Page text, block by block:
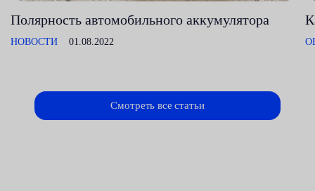
Полярность автомобильного аккумулятора
НОВОСТИ 01.08.2022
Смотреть все статьи